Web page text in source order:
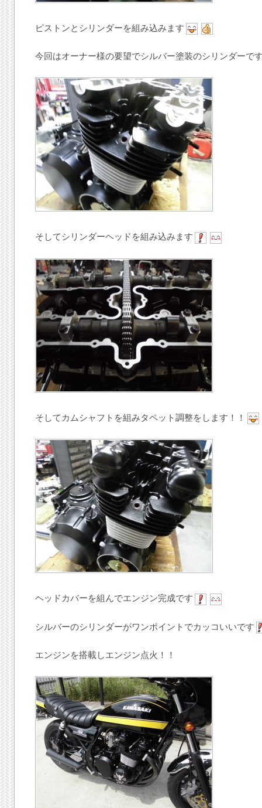
ピストンとシリンダーを組み込みます
今回はオーナー様の要望でシルバー塗装のシリンダーで
そしてシリンダーヘッドを組み込みます
そしてカムシャフトを組みタペット調整をします！！
ヘッドカバーを組んでエンジン完成です
シルバーのシリンダーがワンポイントでカッコいいです
エンジンを搭載しエンジン点火！！